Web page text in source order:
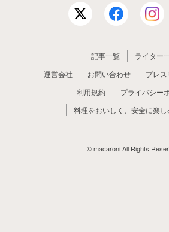
記事一覧
ライター
運営会社
お問い合わせ
プレ
利用規約
プライバシー
料理をおいしく、安全に楽し
© macaroni All Rights